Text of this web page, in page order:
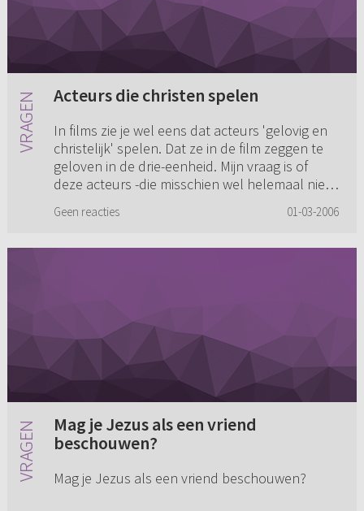
Acteurs die christen spelen
In films zie je wel eens dat acteurs 'gelovig en
christelijk' spelen. Dat ze in de film zeggen te
geloven in de drie-eenheid. Mijn vraag is of
deze acteurs -die misschien wel helemaal niet
Geen reacties 01-03-2006
Mag je Jezus als een vriend
beschouwen?
Mag je Jezus als een vriend beschouwen?